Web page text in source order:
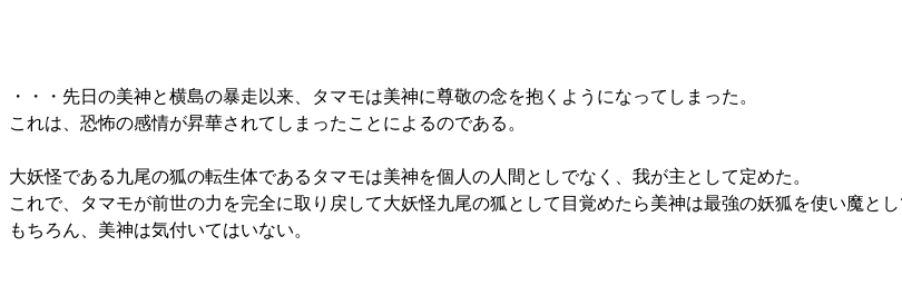
・・・先日の美神と横島の暴走以来、タマモは美神に尊敬の念を抱くようになってしまった。
これは、恐怖の感情が昇華されてしまったことによるのである。
大妖怪である九尾の狐の転生体であるタマモは美神を個人の人間としでなく、我が主として定めた。
これで、タマモが前世の力を完全に取り戻して大妖怪九尾の狐として目覚めたら美神は最強の妖狐を使い魔と
もちろん、美神は気付いてはいない。